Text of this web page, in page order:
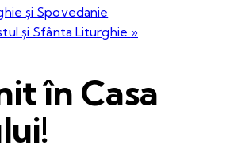
și Spovedanie
și Sfânta Liturghie »
în Casa